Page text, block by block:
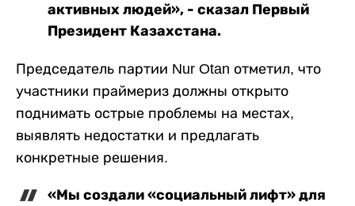
активных людей», - сказал Первый
Президент Казахстана.
Председатель партии Nur Otan отметил, что
участники праймериз должны открыто
поднимать острые проблемы на местах,
выявлять недостатки и предлагать
конкретные решения.
«Мы создали «социальный лифт» для